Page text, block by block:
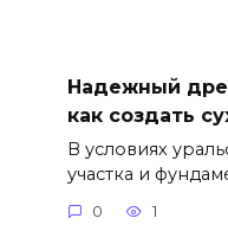
Надежный
как создать
В условиях
участка и
0 1